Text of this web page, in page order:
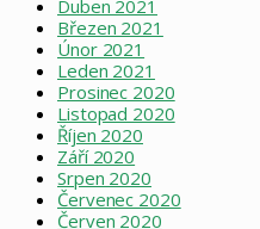
Duben 2021
Březen 2021
Únor 2021
Leden 2021
Prosinec 2020
Listopad 2020
Říjen 2020
Září 2020
Srpen 2020
Červenec 2020
Červen 2020